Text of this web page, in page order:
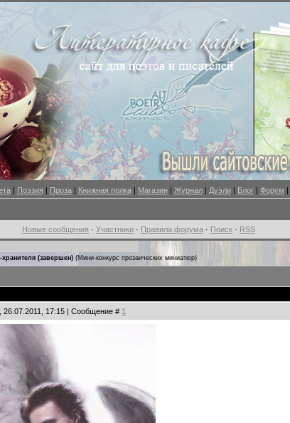
| Поэзия | Проза| Книжная полка| Магазин| Журнал| Дуэли| Блог| Форум |
Новые сообщения · Участники · Правила форума · Поиск · RSS
хранителя (завершен) (Мини-конкурс прозаических миниатюр)
26.07.2011, 17:15 | Сообщение # 1